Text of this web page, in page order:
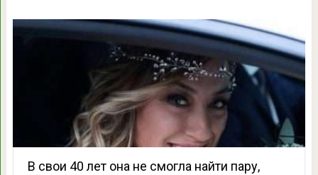
В свои 40 лет она не смогла найти пару,